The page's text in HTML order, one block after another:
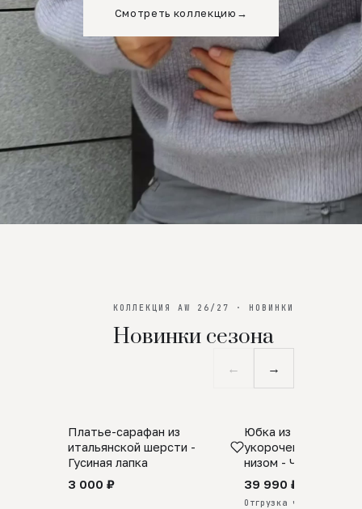
Смотреть коллекцию →
КОЛЛЕКЦИЯ AW 26/27 · НОВИНКИ
Новинки сезона
← →
SALE
Платье-сарафан из
итальянской шерсти -
Гусиная лапка
3 000 ₽
ПРЕДЗАКАЗ
Юбка из
укороченная с
низом - Черный
39 990 ₽
Отгрузка через 25 дней